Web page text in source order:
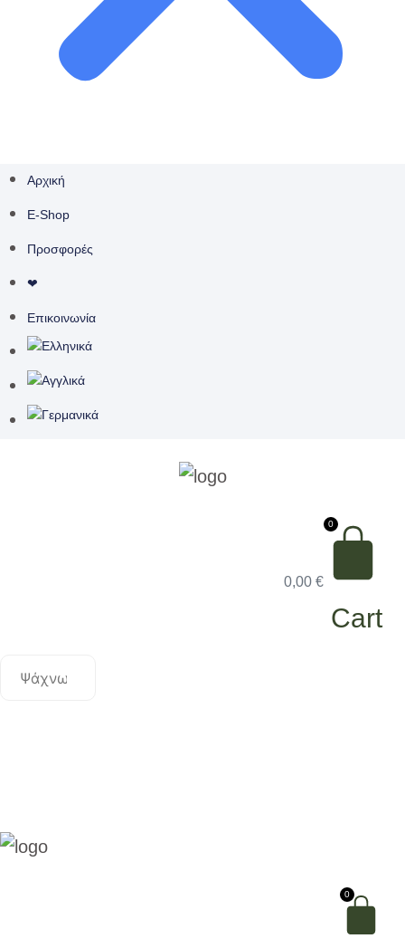
Αρχική
E-Shop
Προσφορές
❤
Επικοινωνία
0,00 €
0
Cart
0